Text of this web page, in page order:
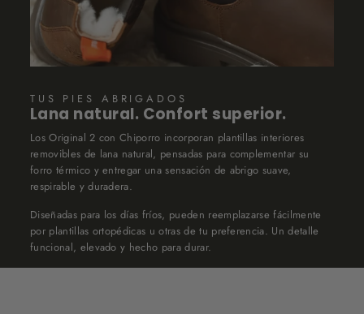
TUS PIES ABRIGADOS
Lana natural. Confort superior.
Los Original 2 con Chiporro incorporan plantillas interiores
removibles de lana natural, pensadas para complementar su
forro térmico y entregar una sensación de abrigo suave,
respirable y duradera.
Diseñadas para los días fríos, pueden reemplazarse fácilmente
por plantillas ortopédicas u otras de tu preferencia. Un detalle
funcional, elevado y hecho para durar.